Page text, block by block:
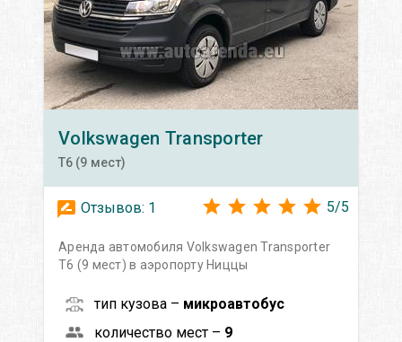
Volkswagen Transporter
T6 (9 мест)
Отзывов: 1 5/5
Аренда автомобиля Volkswagen Transporter
T6 (9 мест) в аэропорту Ниццы
тип кузова – микроавтобус
количество мест – 9